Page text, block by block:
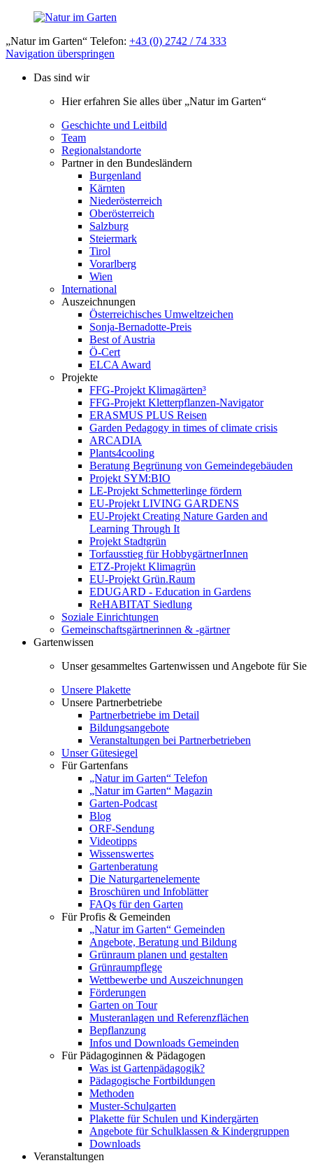
„Natur im Garten“ Telefon: +43 (0) 2742 / 74 333
Navigation überspringen
Das sind wir
Hier erfahren Sie alles über „Natur im Garten“
Geschichte und Leitbild
Team
Regionalstandorte
Partner in den Bundesländern
Burgenland
Kärnten
Niederösterreich
Oberösterreich
Salzburg
Steiermark
Tirol
Vorarlberg
Wien
International
Auszeichnungen
Österreichisches Umweltzeichen
Sonja-Bernadotte-Preis
Best of Austria
Ö-Cert
ELCA Award
Projekte
FFG-Projekt Klimagärten³
FFG-Projekt Kletterpflanzen-Navigator
ERASMUS PLUS Reisen
Garden Pedagogy in times of climate crisis
ARCADIA
Plants4cooling
Beratung Begrünung von Gemeindegebäuden
Projekt SYM:BIO
LE-Projekt Schmetterlinge fördern
EU-Projekt LIVING GARDENS
EU-Projekt Creating Nature Garden and
Learning Through It
Projekt Stadtgrün
Torfausstieg für HobbygärtnerInnen
ETZ-Projekt Klimagrün
EU-Projekt Grün.Raum
EDUGARD - Education in Gardens
ReHABITAT Siedlung
Soziale Einrichtungen
Gemeinschaftsgärtnerinnen & -gärtner
Gartenwissen
Unser gesammeltes Gartenwissen und Angebote für Sie
Unsere Plakette
Unsere Partnerbetriebe
Partnerbetriebe im Detail
Bildungsangebote
Veranstaltungen bei Partnerbetrieben
Unser Gütesiegel
Für Gartenfans
„Natur im Garten“ Telefon
„Natur im Garten“ Magazin
Garten-Podcast
Blog
ORF-Sendung
Videotipps
Wissenswertes
Gartenberatung
Die Naturgartenelemente
Broschüren und Infoblätter
FAQs für den Garten
Für Profis & Gemeinden
„Natur im Garten“ Gemeinden
Angebote, Beratung und Bildung
Grünraum planen und gestalten
Grünraumpflege
Wettbewerbe und Auszeichnungen
Förderungen
Garten on Tour
Musteranlagen und Referenzflächen
Bepflanzung
Infos und Downloads Gemeinden
Für Pädagoginnen & Pädagogen
Was ist Gartenpädagogik?
Pädagogische Fortbildungen
Methoden
Muster-Schulgarten
Plakette für Schulen und Kindergärten
Angebote für Schulklassen & Kindergruppen
Downloads
Veranstaltungen